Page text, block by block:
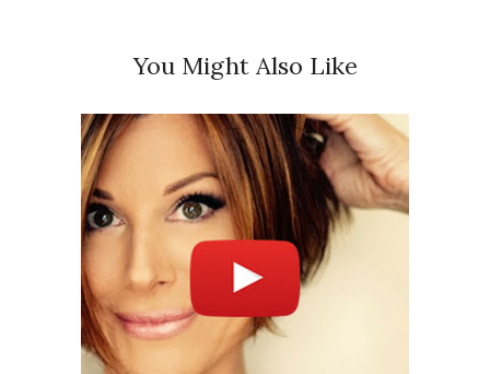
You Might Also Like